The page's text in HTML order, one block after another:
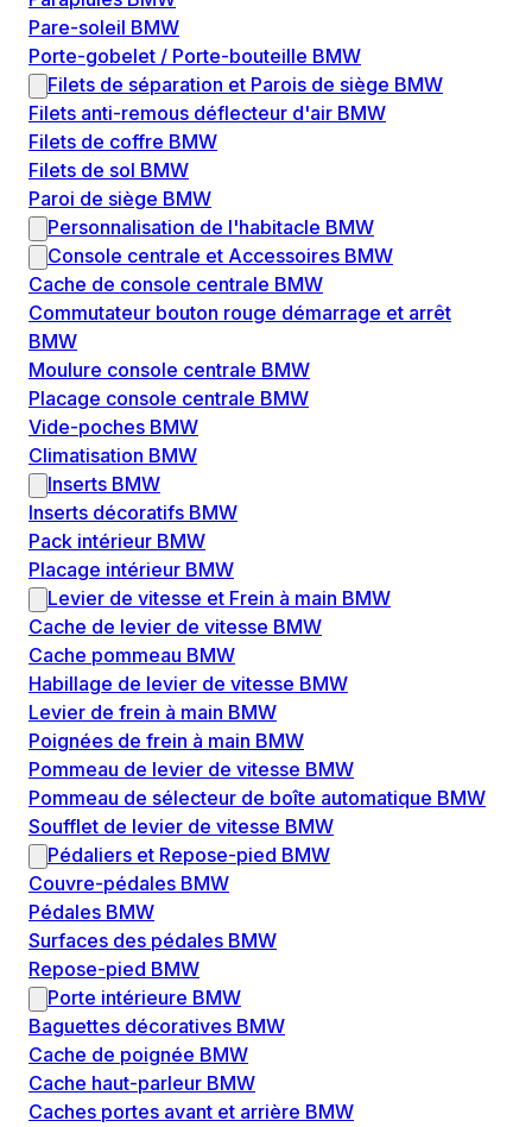
Pare-soleil BMW
Porte-gobelet / Porte-bouteille BMW
Filets de séparation et Parois de siège BMW
Filets anti-remous déflecteur d'air BMW
Filets de coffre BMW
Filets de sol BMW
Paroi de siège BMW
Personnalisation de l'habitacle BMW
Console centrale et Accessoires BMW
Cache de console centrale BMW
Commutateur bouton rouge démarrage et arrêt
BMW
Moulure console centrale BMW
Placage console centrale BMW
Vide-poches BMW
Climatisation BMW
Inserts BMW
Inserts décoratifs BMW
Pack intérieur BMW
Placage intérieur BMW
Levier de vitesse et Frein à main BMW
Cache de levier de vitesse BMW
Cache pommeau BMW
Habillage de levier de vitesse BMW
Levier de frein à main BMW
Poignées de frein à main BMW
Pommeau de levier de vitesse BMW
Pommeau de sélecteur de boîte automatique BMW
Soufflet de levier de vitesse BMW
Pédaliers et Repose-pied BMW
Couvre-pédales BMW
Pédales BMW
Surfaces des pédales BMW
Repose-pied BMW
Porte intérieure BMW
Baguettes décoratives BMW
Cache de poignée BMW
Cache haut-parleur BMW
Caches portes avant et arrière BMW